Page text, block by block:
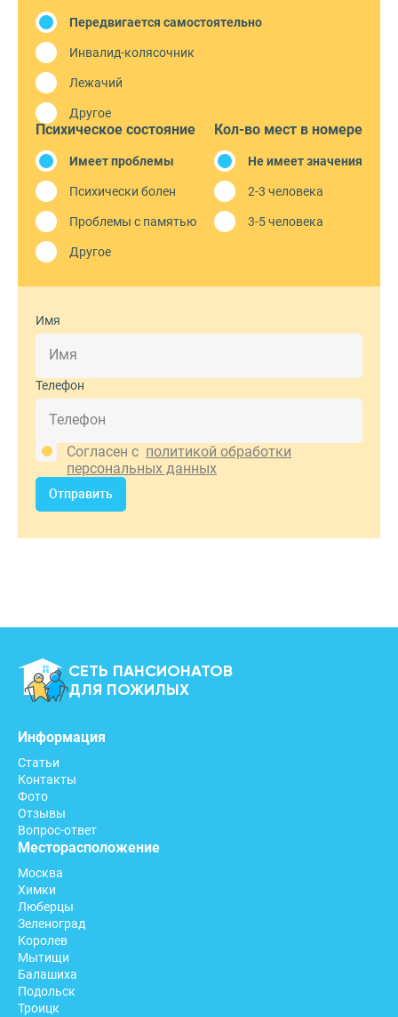
Передвигается самостоятельно
Инвалид-колясочник
Лежачий
Другое
Психическое состояние
Имеет проблемы
Психически болен
Проблемы с памятью
Другое
Кол-во мест в номере
Не имеет значения
2-3 человека
3-5 человека
Имя
Телефон
Согласен с политикой обработки
персональных данных
Отправить
СЕТЬ ПАНСИОНАТОВ
ДЛЯ ПОЖИЛЫХ
Информация
Статьи
Контакты
Фото
Отзывы
Вопрос-ответ
Месторасположение
Москва
Химки
Люберцы
Зеленоград
Королев
Мытищи
Балашиха
Подольск
Троицк